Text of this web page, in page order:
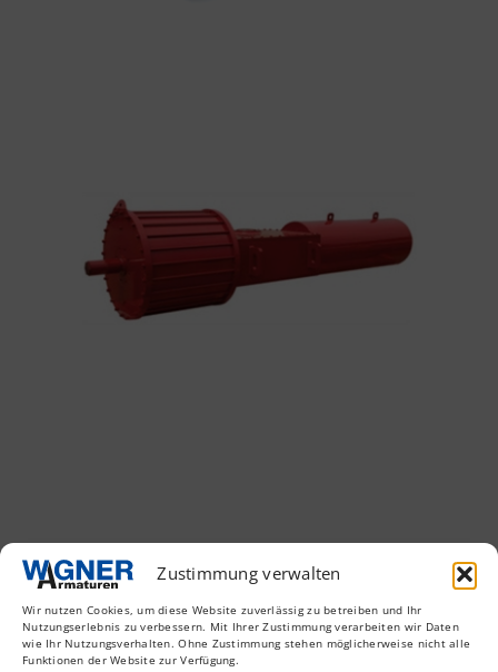
Zustimmung verwalten
Wir nutzen Cookies, um diese Website zuverlässig zu betreiben und Ihr
Nutzungserlebnis zu verbessern. Mit Ihrer Zustimmung verarbeiten wir Daten
wie Ihr Nutzungsverhalten. Ohne Zustimmung stehen möglicherweise nicht alle
Funktionen der Website zur Verfügung.